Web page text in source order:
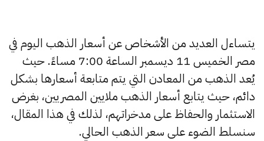
يتساءل العديد من الأشخاص عن أسعار الذهب اليوم في
مصر الخميس 11 ديسمبر الساعة 7:00 مساءً. حيث
يُعد الذهب من المعادن التي يتم متابعة أسعارها بشكل
دائم، حيث يتابع أسعار الذهب ملايين المصريين، بغرض
الاستثمار والحفاظ على مدخراتهم، لذلك في هذا المقال،
سنسلط الضوء على سعر الذهب الحالي.